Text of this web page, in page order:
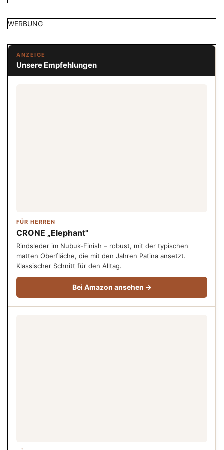
WERBUNG
ANZEIGE
Unsere Empfehlungen
FÜR HERREN
CRONE „Elephant"
Rindsleder im Nubuk-Finish – robust, mit der typischen
matten Oberfläche, die mit den Jahren Patina ansetzt.
Klassischer Schnitt für den Alltag.
Bei Amazon ansehen →